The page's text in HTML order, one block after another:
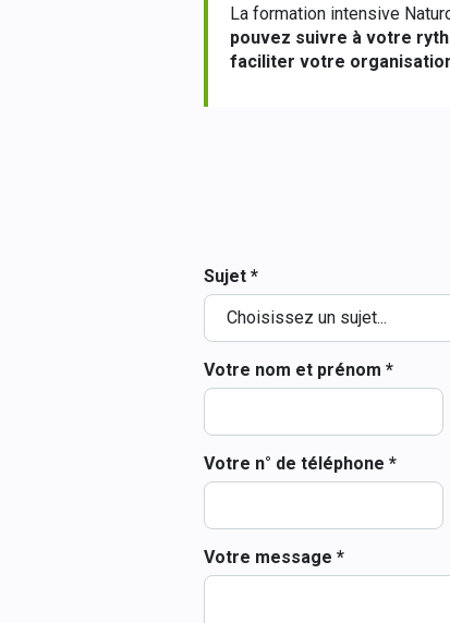
La formation intensive
pouvez suivre à votre
faciliter votre
Sujet *
Votre nom et prénom *
Votre n° de téléphone *
Votre message *